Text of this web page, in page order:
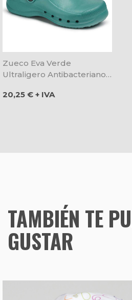
Zueco Eva Verde
Ultraligero Antibacteriano -
Precio
20,25 € + IVA
TAMBIÉN TE
GUSTAR